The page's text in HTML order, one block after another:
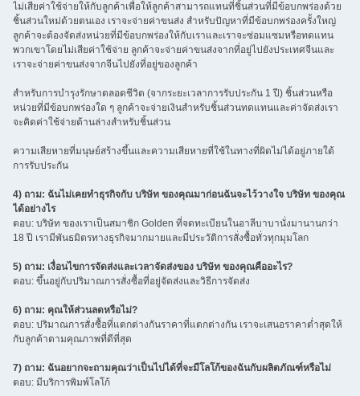
ไม่เสียค่าใช้จ่ายให้กับลูกค้าเพื่อให้ลูกค้าสามารถแทนที่ชิ้นส่วนที่มีข้อบกพร่องด้วย
ชิ้นส่วนใหม่ด้วยตนเอง เราจะจ่ายค่าขนส่ง สำหรับปัญหาที่มีข้อบกพร่องครั้งใหญ่
ลูกค้าจะต้องจัดส่งหน่วยที่มีข้อบกพร่องให้กับเราและเราจะซ่อมแซมหรือทดแทน
พวกเขาโดยไม่เสียค่าใช้จ่าย ลูกค้าจะจ่ายค่าขนส่งจากที่อยู่ไปยังประเทศจีนและ
เราจะจ่ายค่าขนส่งจากจีนไปยังที่อยู่ของลูกค้า
สำหรับการบำรุงรักษาตลอดชีวิต (จากระยะเวลาการรับประกัน 1 ปี) ชิ้นส่วนหรือ
หน่วยที่มีข้อบกพร่องใด ๆ ลูกค้าจะจ่ายเงินสำหรับชิ้นส่วนทดแทนและค่าจัดส่งเรา
จะคิดค่าใช้จ่ายด้านล่างสำหรับชิ้นส่วน
ความเสียหายที่มนุษย์สร้างขึ้นและความเสียหายที่ใช้ในทางที่ผิดไม่ได้อยู่ภายใต้
การรับประกัน
4) ถาม: ฉันไม่เคยทำธุรกิจกับ บริษัท ของคุณมาก่อนฉันจะไว้วางใจ บริษัท ของคุณ
ได้อย่างไร
ตอบ: บริษัท ของเราเป็นสมาชิก Golden ที่จดทะเบียนในอาลีบาบานั่งมานานกว่า
18 ปี เรามีพันธมิตรทางธุรกิจมากมายและมีประวัติการสั่งซื้อทั่วทุกมุมโลก
5) ถาม: เงื่อนไขการจัดส่งและเวลาจัดส่งของ บริษัท ของคุณคืออะไร?
ตอบ: ขึ้นอยู่กับปริมาณการสั่งซื้อที่อยู่จัดส่งและวิธีการจัดส่ง
6) ถาม: คุณให้ส่วนลดหรือไม่?
ตอบ: ปริมาณการสั่งซื้อที่แตกต่างกันราคาที่แตกต่างกัน เราจะเสนอราคาต่ำสุดให้
กับลูกค้าตามคุณภาพที่ดีที่สุด
7) ถาม: ฉันอยากจะถามคุณว่าเป็นไปได้ที่จะมีโลโก้ของฉันกับผลิตภัณฑ์หรือไม่
ตอบ: มีบริการพิมพ์โลโก้